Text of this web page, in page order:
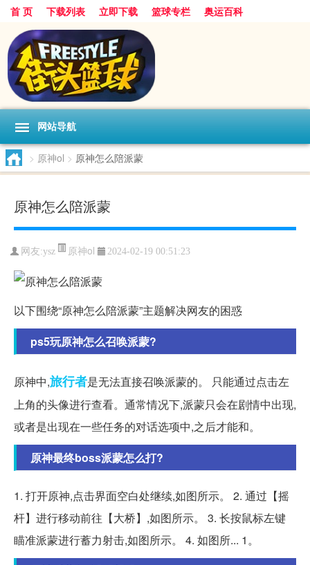
首 页 下载列表 立即下载 篮球专栏 奥运百科
网站导航
> 原神ol > 原神怎么陪派蒙
原神怎么陪派蒙
网友:ysz 原神ol 2024-02-19 00:51:23
以下围绕“原神怎么陪派蒙”主题解决网友的困惑
ps5玩原神怎么召唤派蒙?
原神中,旅行者是无法直接召唤派蒙的。 只能通过点击左
上角的头像进行查看。通常情况下,派蒙只会在剧情中出现,
或者是出现在一些任务的对话选项中,之后才能和。
原神最终boss派蒙怎么打?
1. 打开原神,点击界面空白处继续,如图所示。 2. 通过【摇
杆】进行移动前往【大桥】,如图所示。 3. 长按鼠标左键
瞄准派蒙进行蓄力射击,如图所示。 4. 如图所... 1。